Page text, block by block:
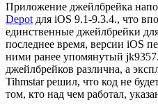
Приложение джейлбрейка
Depot для iOS 9.1-9.3.4., что
единственные джейлбрейки
последнее время, версии iOS
ними ранее упомянутый
джейлбрейков различна, а
Tihmstar решил, что код не
том, кто над чем работал,